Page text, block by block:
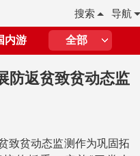
导航
搜索
内游 全部
防返贫致贫动态监
致贫动态监测作为巩固拓